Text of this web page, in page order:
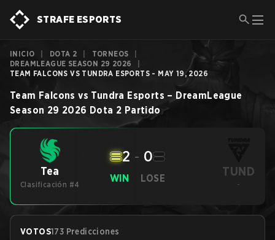
STRAFE ESPORTS
INICIO DOTA 2 TORNEOS
DREAMLEAGUE SEASON 29 2026
TEAM FALCONS VS TUNDRA ESPORTS - MAY 19, 2026
Team Falcons vs Tundra Esports – DreamLeague
Season 29 2026 Dota 2 Partido
Tea
Clasificación #4
WIN
2 - 0
LOSE TUND
-
VOTOS173 Predicciones